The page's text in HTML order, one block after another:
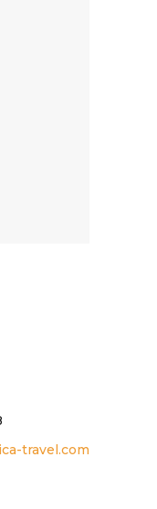
travel.com